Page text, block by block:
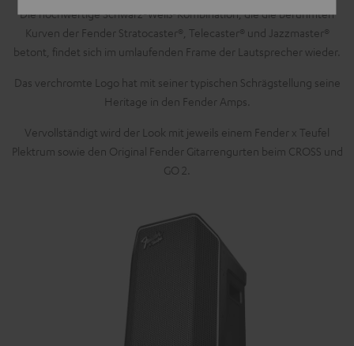
Die hochwertige Schwarz-Weiß-Kombination, die die berühmten
Kurven der Fender Stratocaster®, Telecaster® und Jazzmaster®
betont, findet sich im umlaufenden Frame der Lautsprecher wieder.
Das verchromte Logo hat mit seiner typischen Schrägstellung seine
Heritage in den Fender Amps.
Vervollständigt wird der Look mit jeweils einem Fender x Teufel
Plektrum sowie den Original Fender Gitarrengurten beim CROSS und
GO 2.